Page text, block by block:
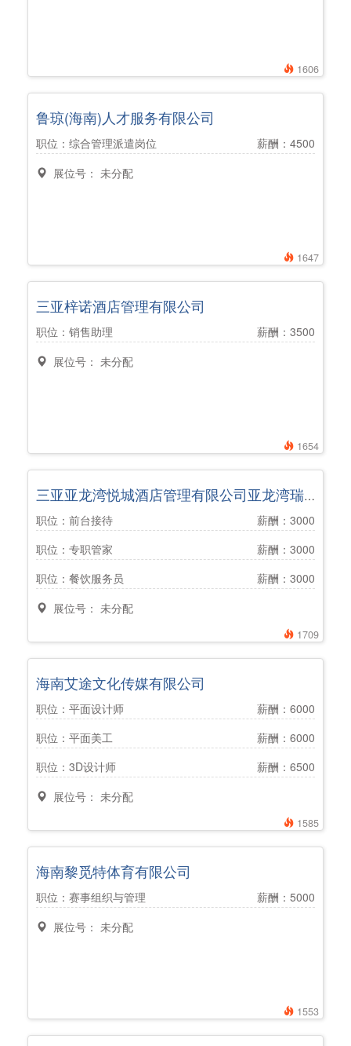
1606
1647
鲁琼(海南)人才服务有限公司
职位：综合管理派遣岗位
薪酬：4500
展位号： 未分配
1654
三亚梓诺酒店管理有限公司
职位：销售助理
薪酬：3500
展位号： 未分配
1709
三亚亚龙湾悦城酒店管理有限公司亚龙湾瑞吉度假酒店
职位：前台接待
薪酬：3000
职位：专职管家
薪酬：3000
职位：餐饮服务员
薪酬：3000
展位号： 未分配
1585
海南艾途文化传媒有限公司
职位：平面设计师
薪酬：6000
职位：平面美工
薪酬：6000
职位：3D设计师
薪酬：6500
展位号： 未分配
1553
海南黎觅特体育有限公司
职位：赛事组织与管理
薪酬：5000
展位号： 未分配